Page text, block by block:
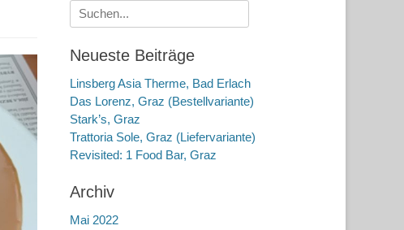
Suche
nach:
Neueste Beiträge
Linsberg Asia Therme, Bad Erlach
Das Lorenz, Graz (Bestellvariante)
Stark’s, Graz
Trattoria Sole, Graz (Liefervariante)
Revisited: 1 Food Bar, Graz
Archiv
Mai 2022